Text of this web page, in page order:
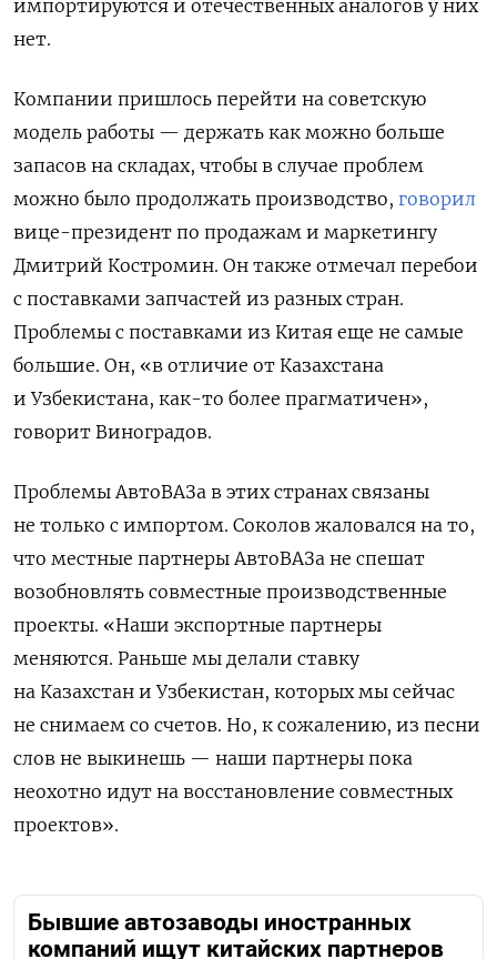
импортируются и отечественных аналогов у них
нет.
Компании пришлось перейти на советскую
модель работы — держать как можно больше
запасов на складах, чтобы в случае проблем
можно было продолжать производство, говорил
вице-президент по продажам и маркетингу
Дмитрий Костромин. Он также отмечал перебои
с поставками запчастей из разных стран.
Проблемы с поставками из Китая еще не самые
большие. Он, «в отличие от Казахстана
и Узбекистана, как-то более прагматичен»,
говорит Виноградов.
Проблемы АвтоВАЗа в этих странах связаны
не только с импортом. Соколов жаловался на то,
что местные партнеры АвтоВАЗа не спешат
возобновлять совместные производственные
проекты. «Наши экспортные партнеры
меняются. Раньше мы делали ставку
на Казахстан и Узбекистан, которых мы сейчас
не снимаем со счетов. Но, к сожалению, из песни
слов не выкинешь — наши партнеры пока
неохотно идут на восстановление совместных
проектов».
Бывшие автозаводы иностранных
компаний ищут китайских партнеров